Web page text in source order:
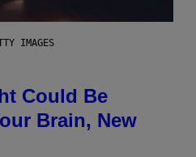
IMAGES
Could Be
Brain, New